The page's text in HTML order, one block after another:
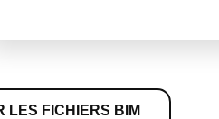
LES FICHIERS BIM